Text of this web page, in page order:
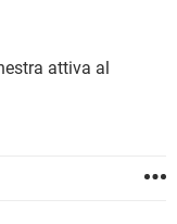
10
attiva al